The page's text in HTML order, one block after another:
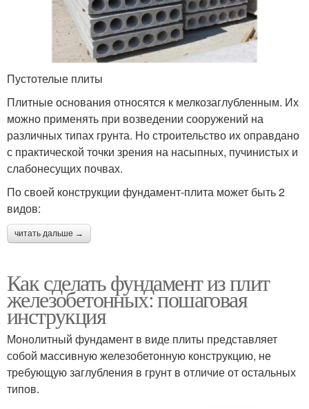
Пустотелые плиты
Плитные основания относятся к мелкозаглубленным. Их
можно применять при возведении сооружений на
различных типах грунта. Но строительство их оправдано
с практической точки зрения на насыпных, пучинистых и
слабонесущих почвах.
По своей конструкции фундамент-плита может быть 2
видов:
читать дальше →
Как сделать фундамент из плит
железобетонных: пошаговая
инструкция
Монолитный фундамент в виде плиты представляет
собой массивную железобетонную конструкцию, не
требующую заглубления в грунт в отличие от остальных
типов.